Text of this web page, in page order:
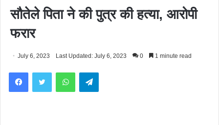
सौतेले पिता ने की पुत्र की हत्या, आरोपी
फरार
July 6, 2023 Last Updated: July 6, 2023 0 1 minute read